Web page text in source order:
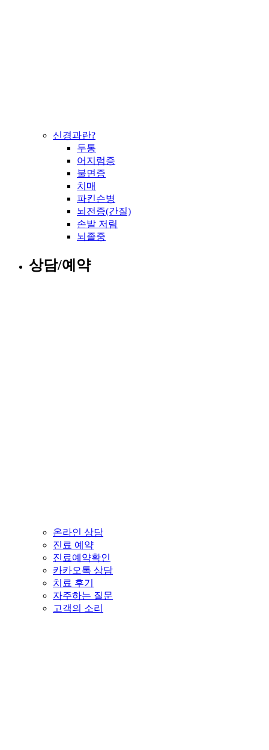
신경과란?
두통
어지럼증
불면증
치매
파킨슨병
뇌전증(간질)
손발 저림
뇌졸중
상담/예약
온라인 상담
진료 예약
진료예약확인
카카오톡 상담
치료 후기
자주하는 질문
고객의 소리